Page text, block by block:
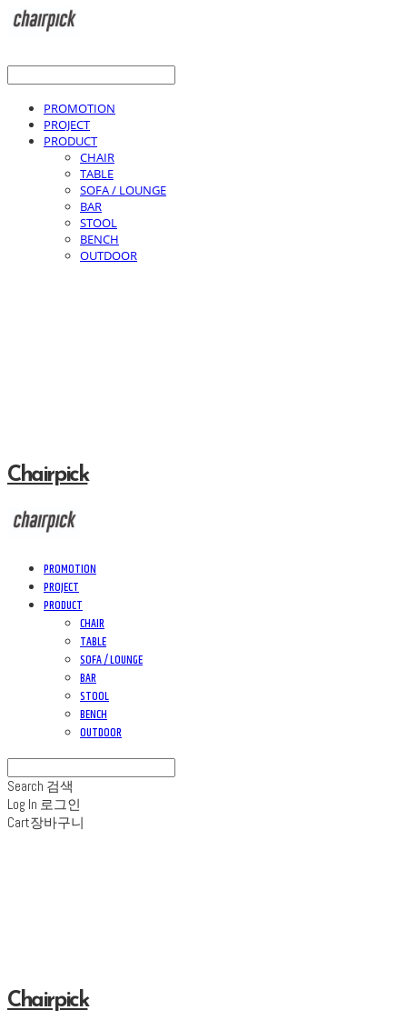
PROMOTION
PROJECT
PRODUCT
CHAIR
TABLE
SOFA / LOUNGE
BAR
STOOL
BENCH
OUTDOOR
Chairpick
PROMOTION
PROJECT
PRODUCT
CHAIR
TABLE
SOFA / LOUNGE
BAR
STOOL
BENCH
OUTDOOR
Search 검색
Log In 로그인
Cart장바구니
Chairpick